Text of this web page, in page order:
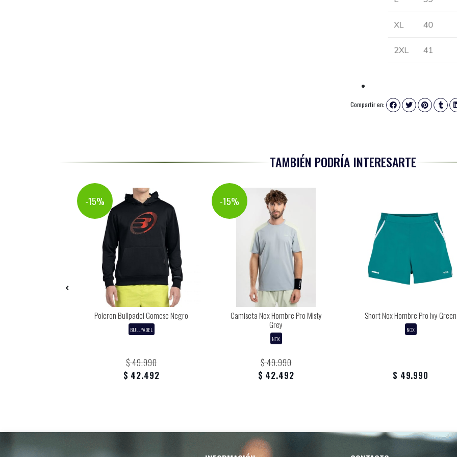
Compartir en:
TAMBIÉN PODRÍA INTERESARTE
-15%
Poleron Bullpadel Gomese Negro
BULLPADEL
$ 49.990
$ 42.492
-15%
Camiseta Nox Hombre Pro Misty
Grey
NOX
$ 49.990
$ 42.492
Short Nox Hombre Pro Ivy Green
NOX
$ 49.990